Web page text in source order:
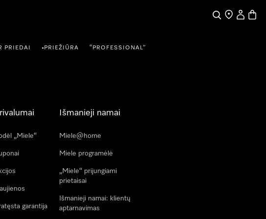
PaieškaPardavėjų
PRIEDAI •PRIEŽIŪRA “PROFESSIONAL”
„Miele“
garantija
Išmanieji namai
Miele@home
Miele programėlė
„Miele“ prijungiami
prietaisai
Išmanieji namai: klientų
aptarnavimas